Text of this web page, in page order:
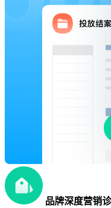
品牌深度营销